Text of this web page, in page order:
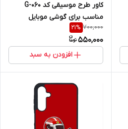
کاور طرح موسیقی کد G-060
مناسب برای گوشی موبایل
سامسونگ Galaxy A16 4G / A16
5G
700,000
21%
550,000
افزودن به سبد